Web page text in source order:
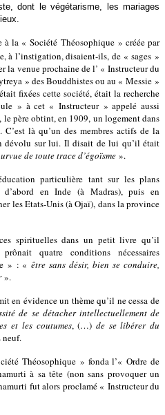
dont le végétarisme, les mariages
à la « Société Théosophique » créée par
à l’instigation, disaient-ils, de « sages »
la venue prochaine de l’ « Instructeur du
» des Bouddhistes ou au « Messie »
fixées cette société, était la recherche
» à cet « Instructeur » appelé aussi
le père obtint, en 1909, un logement dans
là qu’un des membres actifs de la
dévolu sur lui. Il disait de lui qu’il était
de toute trace d’égoïsme ».
particulière tant sur les plans
en Inde (à Madras), puis en
les Etats-Unis (à Ojaï), dans la province
spirituelles dans un petit livre qu’il
quatre conditions nécessaires
» : «être sans désir, bien se conduire,
».
en évidence un thème qu’il ne cessa de
de se détacher intellectuellement de
et les coutumes, (…) de se libérer du
neuf.
Théosophique » fonda l’« Ordre de
à sa tête (non sans provoquer un
fut alors proclamé « Instructeur du